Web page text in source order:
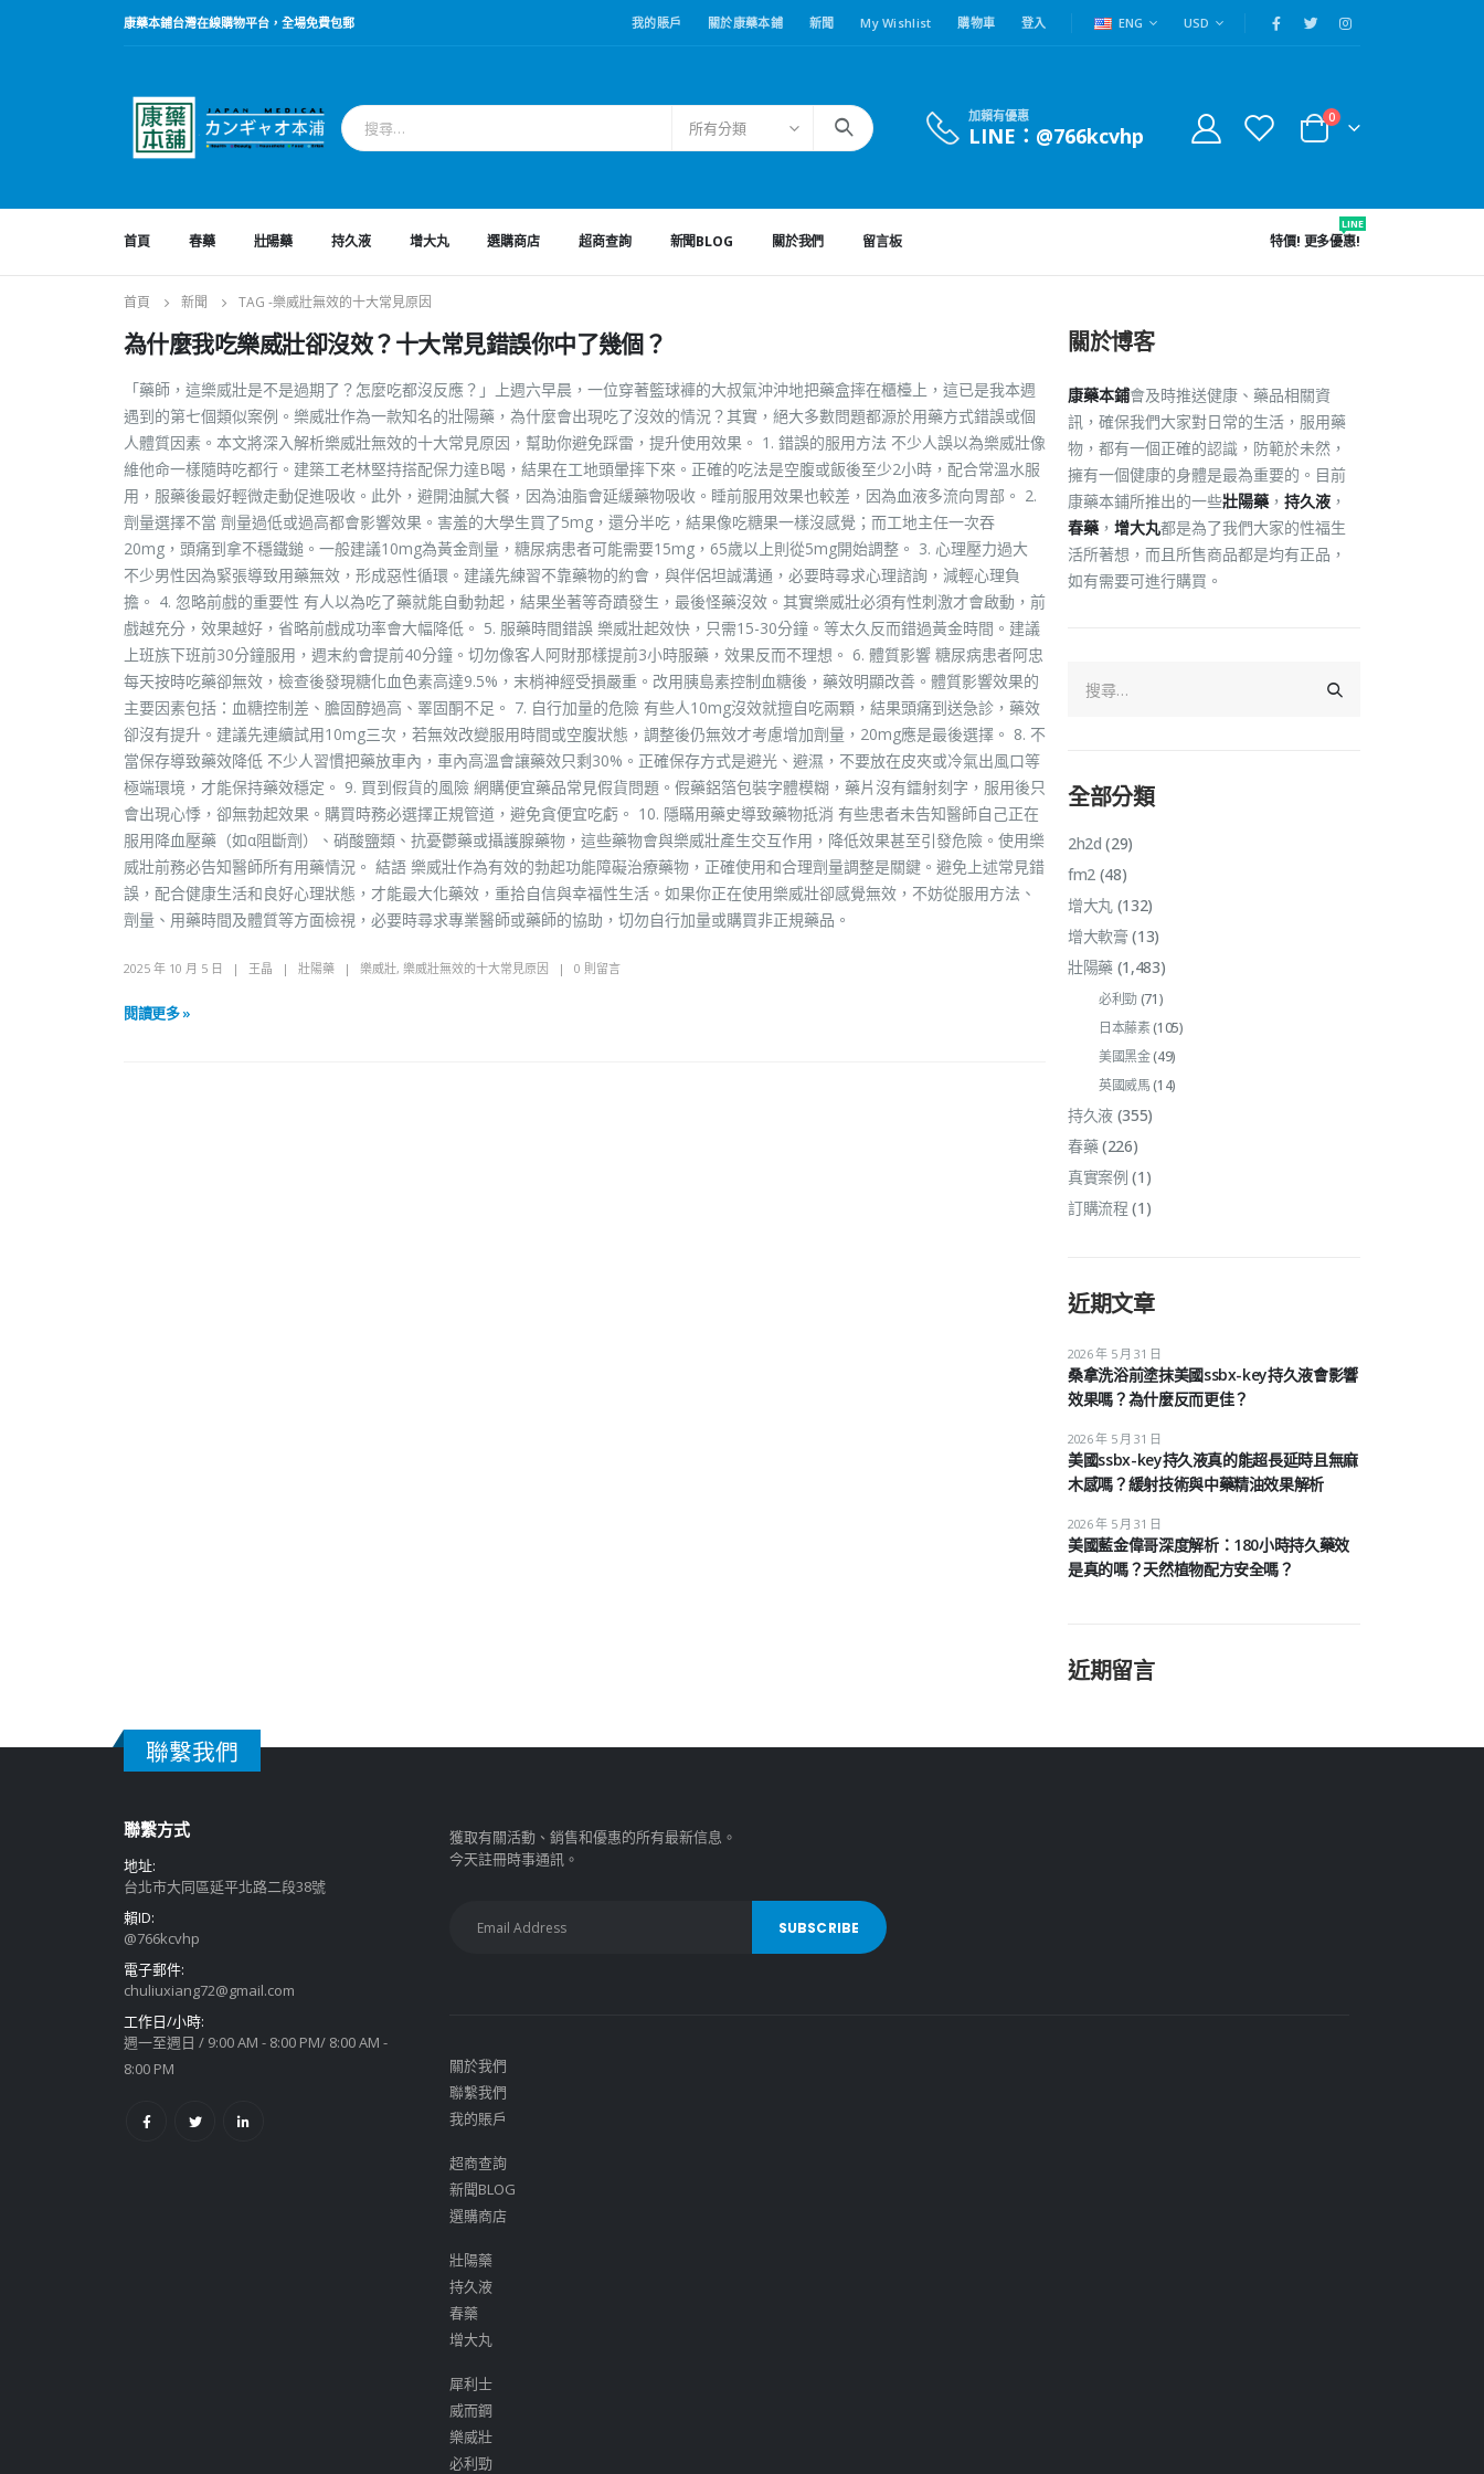
康藥本鋪台灣在線購物平台，全場免費包郵 我的賬戶 關於康藥本鋪 新聞 My Wishlist 購物車 登入 ENG USD
所有分類
加賴有優惠
LINE：@766kcvhp
0
首頁 春藥 壯陽藥 持久液 增大丸 選購商店 超商查詢 新聞BLOG 關於我們 留言板 特價! 更多優惠!
LINE
首頁 新聞 TAG -樂威壯無效的十大常見原因
為什麼我吃樂威壯卻沒效？十大常見錯誤你中了幾個？
「藥師，這樂威壯是不是過期了？怎麼吃都沒反應？」上週六早晨，一位穿著籃球褲的大叔氣沖沖地把藥盒摔在櫃檯上，這已是我本週
遇到的第七個類似案例。樂威壯作為一款知名的壯陽藥，為什麼會出現吃了沒效的情況？其實，絕大多數問題都源於用藥方式錯誤或個
人體質因素。本文將深入解析樂威壯無效的十大常見原因，幫助你避免踩雷，提升使用效果。 1. 錯誤的服用方法 不少人誤以為樂威壯像
維他命一樣隨時吃都行。建築工老林堅持搭配保力達B喝，結果在工地頭暈摔下來。正確的吃法是空腹或飯後至少2小時，配合常溫水服
用，服藥後最好輕微走動促進吸收。此外，避開油膩大餐，因為油脂會延緩藥物吸收。睡前服用效果也較差，因為血液多流向胃部。 2.
劑量選擇不當 劑量過低或過高都會影響效果。害羞的大學生買了5mg，還分半吃，結果像吃糖果一樣沒感覺；而工地主任一次吞
20mg，頭痛到拿不穩鐵鎚。一般建議10mg為黃金劑量，糖尿病患者可能需要15mg，65歲以上則從5mg開始調整。 3. 心理壓力過大
不少男性因為緊張導致用藥無效，形成惡性循環。建議先練習不靠藥物的約會，與伴侶坦誠溝通，必要時尋求心理諮詢，減輕心理負
擔。 4. 忽略前戲的重要性 有人以為吃了藥就能自動勃起，結果坐著等奇蹟發生，最後怪藥沒效。其實樂威壯必須有性刺激才會啟動，前
戲越充分，效果越好，省略前戲成功率會大幅降低。 5. 服藥時間錯誤 樂威壯起效快，只需15-30分鐘。等太久反而錯過黃金時間。建議
上班族下班前30分鐘服用，週末約會提前40分鐘。切勿像客人阿財那樣提前3小時服藥，效果反而不理想。 6. 體質影響 糖尿病患者阿忠
每天按時吃藥卻無效，檢查後發現糖化血色素高達9.5%，末梢神經受損嚴重。改用胰島素控制血糖後，藥效明顯改善。體質影響效果的
主要因素包括：血糖控制差、膽固醇過高、睪固酮不足。 7. 自行加量的危險 有些人10mg沒效就擅自吃兩顆，結果頭痛到送急診，藥效
卻沒有提升。建議先連續試用10mg三次，若無效改變服用時間或空腹狀態，調整後仍無效才考慮增加劑量，20mg應是最後選擇。 8. 不
當保存導致藥效降低 不少人習慣把藥放車內，車內高溫會讓藥效只剩30%。正確保存方式是避光、避濕，不要放在皮夾或冷氣出風口等
極端環境，才能保持藥效穩定。 9. 買到假貨的風險 網購便宜藥品常見假貨問題。假藥鋁箔包裝字體模糊，藥片沒有鐳射刻字，服用後只
會出現心悸，卻無勃起效果。購買時務必選擇正規管道，避免貪便宜吃虧。 10. 隱瞞用藥史導致藥物抵消 有些患者未告知醫師自己正在
服用降血壓藥（如α阻斷劑）、硝酸鹽類、抗憂鬱藥或攝護腺藥物，這些藥物會與樂威壯產生交互作用，降低效果甚至引發危險。使用樂
威壯前務必告知醫師所有用藥情況。 結語 樂威壯作為有效的勃起功能障礙治療藥物，正確使用和合理劑量調整是關鍵。避免上述常見錯
誤，配合健康生活和良好心理狀態，才能最大化藥效，重拾自信與幸福性生活。如果你正在使用樂威壯卻感覺無效，不妨從服用方法、
劑量、用藥時間及體質等方面檢視，必要時尋求專業醫師或藥師的協助，切勿自行加量或購買非正規藥品。
2025 年 10 月 5 日 王晶 壯陽藥 樂威壯, 樂威壯無效的十大常見原因 0 則留言
閱讀更多 »
關於博客
康藥本鋪會及時推送健康、藥品相關資
訊，確保我們大家對日常的生活，服用藥
物，都有一個正確的認識，防範於未然，
擁有一個健康的身體是最為重要的。目前
康藥本鋪所推出的一些壯陽藥 ， 持久液 ，
春藥 ， 增大丸都是為了我們大家的性福生
活所著想，而且所售商品都是均有正品，
如有需要可進行購買。
全部分類
2h2d (29)
fm2(48)
增大丸(132)
增大軟膏 (13)
壯陽藥(1,483)
必利勁(71)
日本藤素(105)
美國黑金(49)
英國威馬(14)
持久液(355)
春藥(226)
真實案例 (1)
訂購流程 (1)
近期文章
桑拿洗浴前塗抹美國ssbx-key持久液會影響
效果嗎？為什麼反而更佳？
2026 年 5 月 31 日
美國ssbx-key持久液真的能超長延時且無麻
木感嗎？緩射技術與中藥精油效果解析
2026 年 5 月 31 日
美國藍金偉哥深度解析：180小時持久藥效
是真的嗎？天然植物配方安全嗎？
2026 年 5 月 31 日
近期留言
聯繫我們
聯繫方式
地址:
台北市大同區延平北路二段38號
賴ID:
@766kcvhp
電子郵件:
chuliuxiang72@gmail.com
工作日/小時:
週一至週日 / 9:00 AM - 8:00 PM/ 8:00 AM -
8:00 PM
獲取有關活動、銷售和優惠的所有最新信息。
今天註冊時事通訊。
關於我們
聯繫我們
我的賬戶
超商查詢
新聞BLOG
選購商店
壯陽藥
持久液
春藥
增大丸
犀利士
威而鋼
樂威壯
必利勁